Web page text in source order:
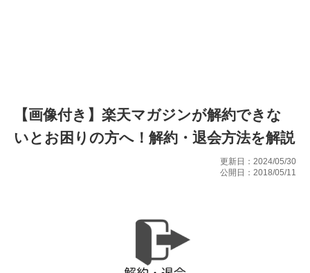
【画像付き】楽天マガジンが解約できな
いとお困りの方へ！解約・退会方法を解説
更新日：2024/05/30
公開日：2018/05/11